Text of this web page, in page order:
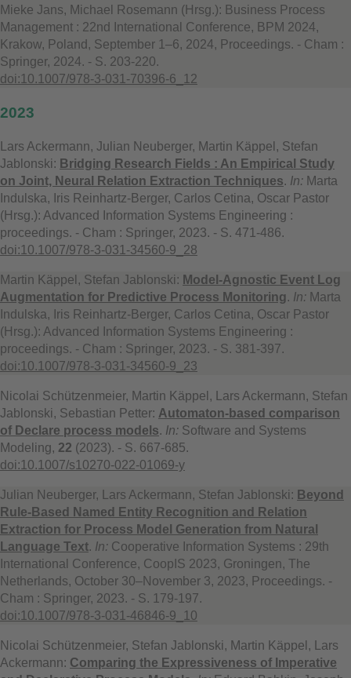
Mieke Jans, Michael Rosemann (Hrsg.): Business Process
Management : 22nd International Conference, BPM 2024,
Krakow, Poland, September 1–6, 2024, Proceedings. - Cham :
Springer, 2024. - S. 203-220.
doi:10.1007/978-3-031-70396-6_12
2023
Lars Ackermann, Julian Neuberger, Martin Käppel, Stefan
Jablonski: Bridging Research Fields : An Empirical Study
on Joint, Neural Relation Extraction Techniques. In: Marta
Indulska, Iris Reinhartz-Berger, Carlos Cetina, Oscar Pastor
(Hrsg.): Advanced Information Systems Engineering :
proceedings. - Cham : Springer, 2023. - S. 471-486.
doi:10.1007/978-3-031-34560-9_28
Martin Käppel, Stefan Jablonski: Model-Agnostic Event Log
Augmentation for Predictive Process Monitoring. In: Marta
Indulska, Iris Reinhartz-Berger, Carlos Cetina, Oscar Pastor
(Hrsg.): Advanced Information Systems Engineering :
proceedings. - Cham : Springer, 2023. - S. 381-397.
doi:10.1007/978-3-031-34560-9_23
Nicolai Schützenmeier, Martin Käppel, Lars Ackermann, Stefan
Jablonski, Sebastian Petter: Automaton-based comparison
of Declare process models. In: Software and Systems
Modeling, 22 (2023). - S. 667-685.
doi:10.1007/s10270-022-01069-y
Julian Neuberger, Lars Ackermann, Stefan Jablonski: Beyond
Rule-Based Named Entity Recognition and Relation
Extraction for Process Model Generation from Natural
Language Text. In: Cooperative Information Systems : 29th
International Conference, CoopIS 2023, Groningen, The
Netherlands, October 30–November 3, 2023, Proceedings. -
Cham : Springer, 2023. - S. 179-197.
doi:10.1007/978-3-031-46846-9_10
Nicolai Schützenmeier, Stefan Jablonski, Martin Käppel, Lars
Ackermann: Comparing the Expressiveness of Imperative